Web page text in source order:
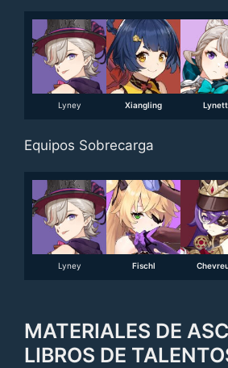
Lyney Xiangling
Equipos Sobrecarga
Lyney Fischl
MATERIALES DE
LIBROS DE